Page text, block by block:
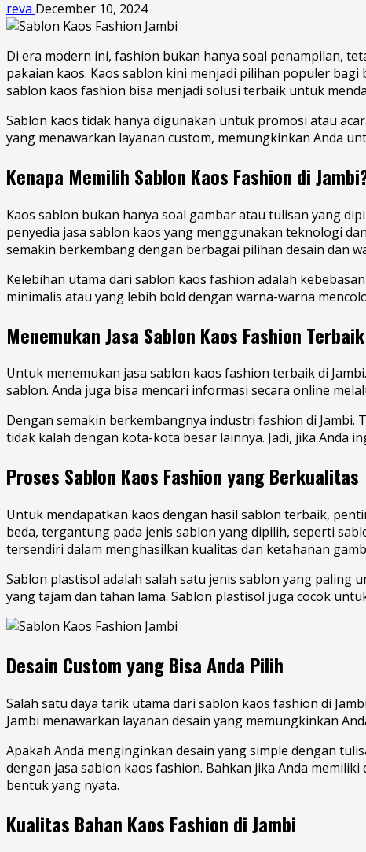
reva December 10, 2024
Di era modern ini, fashion bukan hanya soal penampilan,
pakaian kaos. Kaos sablon kini menjadi pilihan populer
sablon kaos fashion bisa menjadi solusi terbaik untuk
Sablon kaos tidak hanya digunakan untuk promosi atau
yang menawarkan layanan custom, memungkinkan Anda
Kenapa Memilih Sablon Kaos Fashion di
Kaos sablon bukan hanya soal gambar atau tulisan yang
penyedia jasa sablon kaos yang menggunakan teknologi
semakin berkembang dengan berbagai pilihan desain dan
Kelebihan utama dari sablon kaos fashion adalah
minimalis atau yang lebih bold dengan warna-warna
Menemukan Jasa Sablon Kaos Fashion
Untuk menemukan jasa sablon kaos fashion terbaik di
sablon. Anda juga bisa mencari informasi secara online
Dengan semakin berkembangnya industri fashion di
tidak kalah dengan kota-kota besar lainnya. Jadi, jika Anda
Proses Sablon Kaos Fashion yang Berkualitas
Untuk mendapatkan kaos dengan hasil sablon terbaik,
beda, tergantung pada jenis sablon yang dipilih, seperti
tersendiri dalam menghasilkan kualitas dan ketahanan
Sablon plastisol adalah salah satu jenis sablon yang
yang tajam dan tahan lama. Sablon plastisol juga cocok
Desain Custom yang Bisa Anda Pilih
Salah satu daya tarik utama dari sablon kaos fashion di
Jambi menawarkan layanan desain yang memungkinkan
Apakah Anda menginginkan desain yang simple dengan
dengan jasa sablon kaos fashion. Bahkan jika Anda
bentuk yang nyata.
Kualitas Bahan Kaos Fashion di Jambi